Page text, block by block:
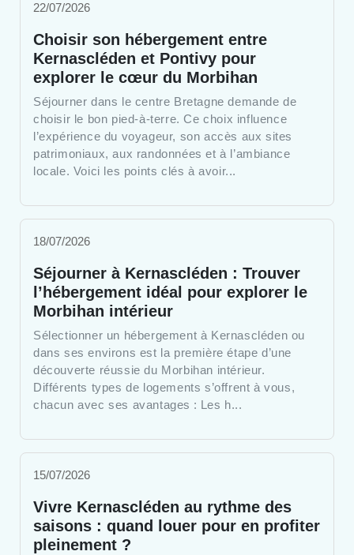
22/07/2026
Choisir son hébergement entre
Kernascléden et Pontivy pour
explorer le cœur du Morbihan
Séjourner dans le centre Bretagne demande de
choisir le bon pied-à-terre. Ce choix influence
l’expérience du voyageur, son accès aux sites
patrimoniaux, aux randonnées et à l’ambiance
locale. Voici les points clés à avoir...
18/07/2026
Séjourner à Kernascléden : Trouver
l’hébergement idéal pour explorer le
Morbihan intérieur
Sélectionner un hébergement à Kernascléden ou
dans ses environs est la première étape d’une
découverte réussie du Morbihan intérieur.
Différents types de logements s’offrent à vous,
chacun avec ses avantages : Les h...
15/07/2026
Vivre Kernascléden au rythme des
saisons : quand louer pour en profiter
pleinement ?